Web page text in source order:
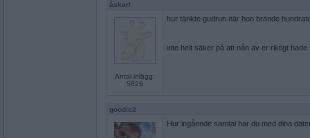
åskarl
Antal inlägg:
5826
hur tänkte gudrun när hon brände
inte helt säker på att nån av er riktigt hade
goodie2
Hur ingående samtal har du med dina